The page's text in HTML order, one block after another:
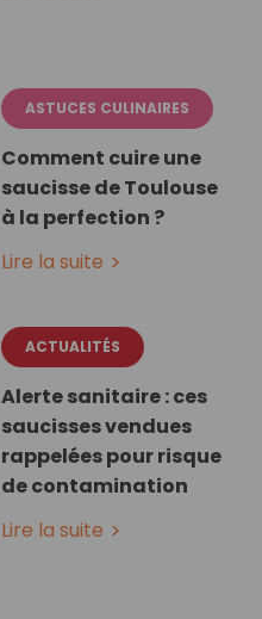
ASTUCES CULINAIRES
Comment cuire une
saucisse de Toulouse
à la perfection ?
Lire la suite
ACTUALITÉS
Alerte sanitaire : ces
saucisses vendues
rappelées pour risque
de contamination
Lire la suite